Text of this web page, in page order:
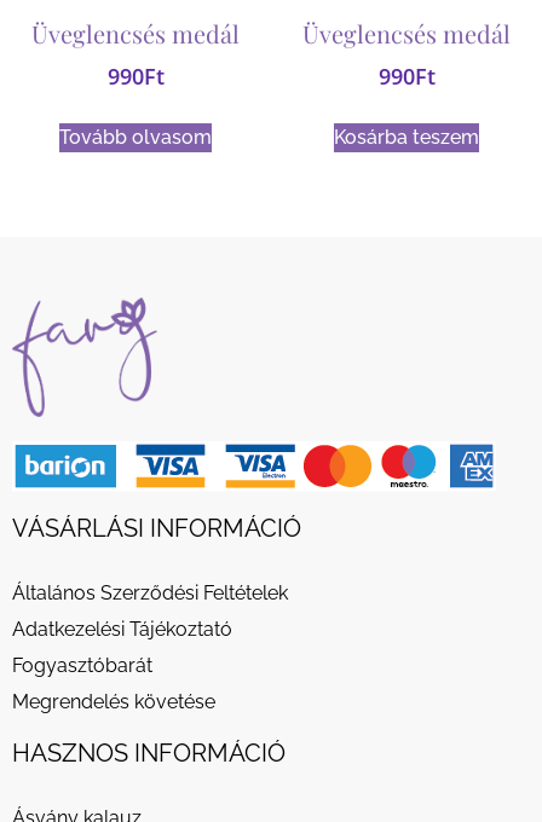
Üveglencsés medál
990Ft
Tovább olvasom
Üveglencsés medál
990Ft
Kosárba teszem
VÁSÁRLÁSI INFORMÁCIÓ
Általános Szerződési Feltételek
Adatkezelési Tájékoztató
Fogyasztóbarát
Megrendelés követése
HASZNOS INFORMÁCIÓ
Ásvány kalauz